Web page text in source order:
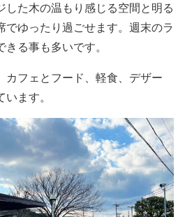
した木の温もり感じる空間と明る
でゆったり過ごせます。週末のラ
る事も多いです。
カフェとフード、軽食、デザー
ます。